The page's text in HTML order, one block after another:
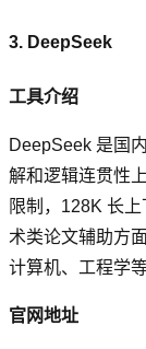
3. DeepSeek
工具介绍
DeepSeek 是国
解和逻辑连贯性
限制，128K 长
术类论文辅助方
计算机、工程学
官网地址